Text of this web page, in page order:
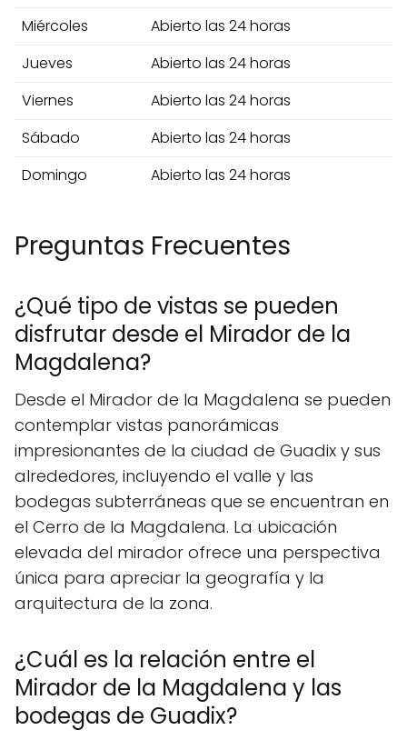
Miércoles
Abierto las 24 horas
Jueves
Abierto las 24 horas
Viernes
Abierto las 24 horas
Sábado
Abierto las 24 horas
Domingo
Abierto las 24 horas
Preguntas Frecuentes
¿Qué tipo de vistas se pueden
disfrutar desde el Mirador de la
Magdalena?
Desde el Mirador de la Magdalena se pueden
contemplar vistas panorámicas
impresionantes de la ciudad de Guadix y sus
alrededores, incluyendo el valle y las
bodegas subterráneas que se encuentran en
el Cerro de la Magdalena. La ubicación
elevada del mirador ofrece una perspectiva
única para apreciar la geografía y la
arquitectura de la zona.
¿Cuál es la relación entre el
Mirador de la Magdalena y las
bodegas de Guadix?